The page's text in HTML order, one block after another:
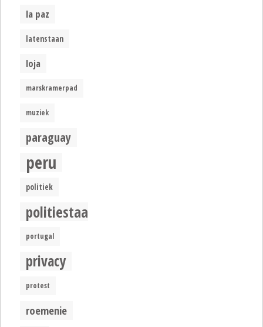
la paz
latenstaan
loja
marskramerpad
muziek
paraguay
peru
politiek
politiestaat
portugal
privacy
protest
roemenie